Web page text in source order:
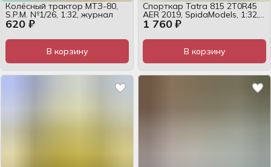
620 ₽
Колёсный трактор МТЗ-80,
S.P.M. №1/26, 1:32, журнал
В корзину
1 760 ₽
Спорткар Tatra 815 2T0R45
AER 2019, SpidaModels, 1:32,
журнал
В корзину